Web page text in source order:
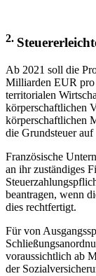
2.
Ab 2021 soll die
Milliarden EUR pro
territorialen
körperschaftlichen
körperschaftlichen
die Grundsteuer
Französische
an ihr zuständiges
beantragen, wenn
dies rechtfertigt.
Für von
voraussichtlich ab
der